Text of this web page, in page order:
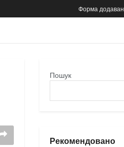
Форма
Пошук
Рекомендовано